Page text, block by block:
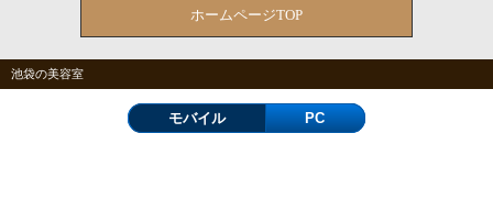
ホームページTOP
池袋の美容室
モバイル PC